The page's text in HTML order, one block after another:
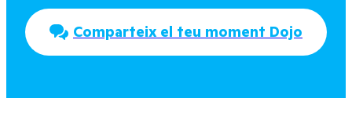
Comparteix el teu moment Dojo